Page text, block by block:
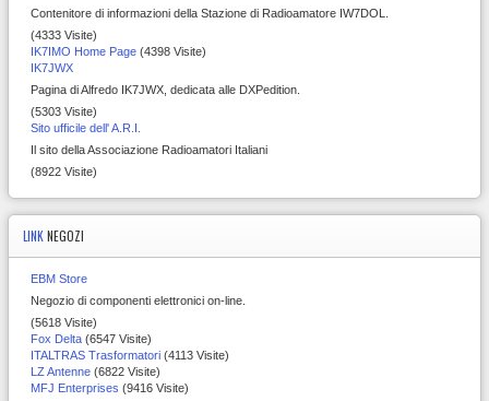
Contenitore di informazioni della Stazione di Radioamatore IW7DOL.
(4333 Visite)
IK7IMO Home Page (4398 Visite)
IK7JWX
Pagina di Alfredo IK7JWX, dedicata alle DXPedition.
(5303 Visite)
Sito ufficile dell' A.R.I.
Il sito della Associazione Radioamatori Italiani
(8922 Visite)
LINKNEGOZI
EBM Store
Negozio di componenti elettronici on-line.
(5618 Visite)
Fox Delta (6547 Visite)
ITALTRAS Trasformatori (4113 Visite)
LZ Antenne (6822 Visite)
MFJ Enterprises (9416 Visite)